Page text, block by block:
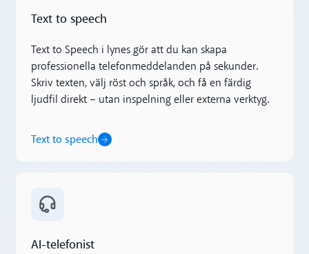
Text to speech
Text to Speech i lynes gör att du kan skapa
professionella telefonmeddelanden på sekunder.
Skriv texten, välj röst och språk, och få en färdig
ljudfil direkt – utan inspelning eller externa verktyg.
Text to speech
AI-telefonist
AI-telefonist